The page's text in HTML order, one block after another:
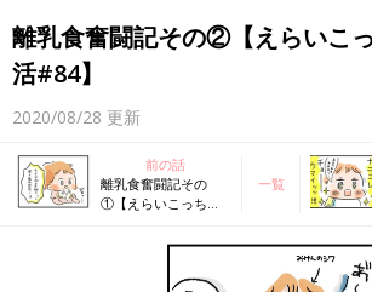
離乳食奮闘記その②【えらいこ
活#84】
2020/08/28 更新
前の話
離乳食奮闘記その
①【えらいこっち
一覧